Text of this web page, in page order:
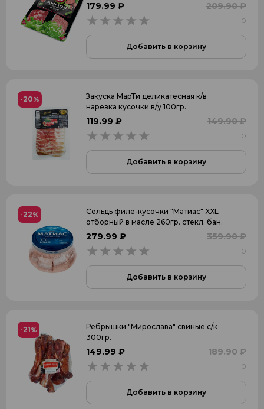
179.99 ₽ 209.90 ₽
0
Добавить в корзину
-20%
Закуска МарТи деликатесная к/в
нарезка кусочки в/у 100гр.
119.99 ₽ 149.90 ₽
0
Добавить в корзину
-22%
Сельдь филе-кусочки "Матиас" XXL
отборный в масле 260гр. стекл. бан.
279.99 ₽ 359.90 ₽
0
Добавить в корзину
-21%
Ребрышки "Мирослава" свиные с/к
300гр.
149.99 ₽ 189.90 ₽
0
Добавить в корзину